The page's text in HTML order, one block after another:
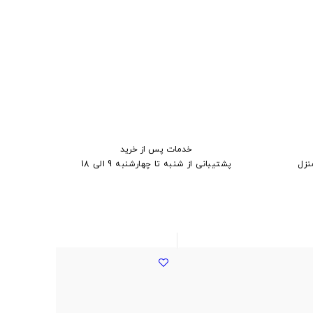
خدمات پس از خرید
پشتیبانی از شنبه تا چهارشنبه 9 الی 18